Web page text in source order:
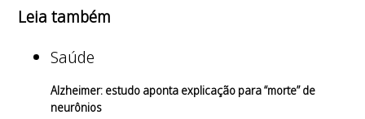
Leia também
Saúde
Alzheimer: estudo aponta explicação para “morte” de
neurônios